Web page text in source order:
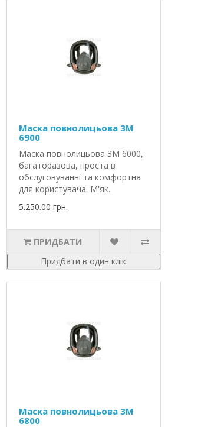
Маска повнолицьова 3М
6900
Маска повнолицьова 3М 6000,
багаторазова, проста в
обслуговуванні та комфортна
для користувача. М'як..
5.250.00 грн.
ПРИДБАТИ
Придбати в один клік
Маска повнолицьова 3М
6800